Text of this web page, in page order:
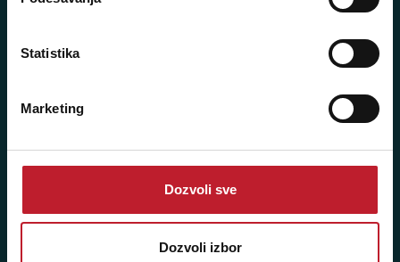
Statistika
Marketing
Dozvoli sve
Dozvoli izbor
Subota: 10:00 - 17:00
Nedelja: Ne radimo
Novi Beograd - Milutina Milankovića 120D